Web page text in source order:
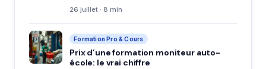
26 juillet · 8 min
Formation Pro & Cours
Prix d’une formation moniteur auto-
école: le vrai chiffre